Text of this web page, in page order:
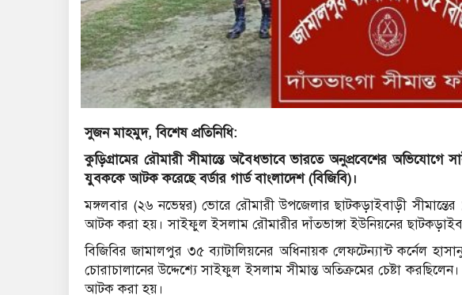
সুজন মাহমুদ, বিশেষ প্রতিনিধি:
কুড়িগ্রামের রৌমারী সীমান্তে অবৈধভাবে ভারতে অনুপ্রবেশের
যুবককে আটক করেছে বর্ডার গার্ড বাংলাদেশ (বিজিবি)।
মঙ্গলবার (২৬ নভেম্বর) ভোরে রৌমারী উপজেলার ছাটকড়াইবাড়ী
আটক করা হয়। সাইফুল ইসলাম রৌমারীর দাঁতভাঙ্গা ইউনিয়নের
বিজিবির জামালপুর ৩৫ ব্যাটালিয়নের অধিনায়ক লেফটেন্যান্ট কর্নেল
চোরাচালানের উদ্দেশ্যে সাইফুল ইসলাম সীমান্ত অতিক্রমের চেষ্টা
আটক করা হয়।